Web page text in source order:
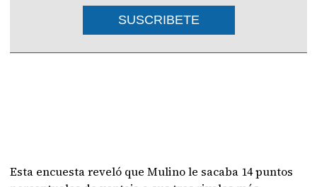
SUSCRIBETE
Esta encuesta reveló que Mulino le sacaba 14 puntos